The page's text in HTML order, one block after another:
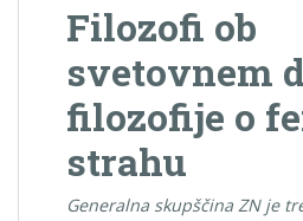
Filozofi ob
svetovnem
filozofije o
strahu
Generalna skupščina ZN je